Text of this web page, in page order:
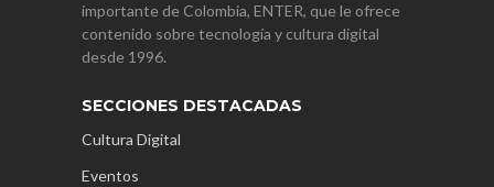
importante de Colombia, ENTER, que le ofrece
contenido sobre tecnología y cultura digital
desde 1996.
SECCIONES DESTACADAS
Cultura Digital
Eventos